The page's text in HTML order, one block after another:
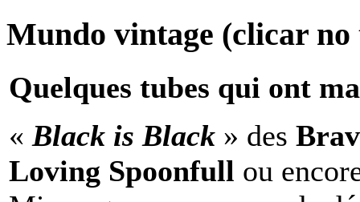
Mundo vintage (clicar
Quelques tubes qui ont
« Black is Black » des
Loving Spoonfull ou